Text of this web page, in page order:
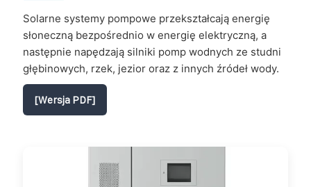
Solarne systemy pompowe przekształcają energię
słoneczną bezpośrednio w energię elektryczną, a
następnie napędzają silniki pomp wodnych ze studni
głębinowych, rzek, jezior oraz z innych źródeł wody.
[Wersja PDF]